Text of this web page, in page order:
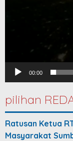
00:00
pilihan
Ratusan Ketua
Masyarakat